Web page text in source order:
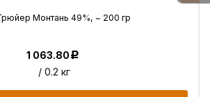
Монтань 49%, ~ 200 гр
1 063.80Р
/ 0.2 кг